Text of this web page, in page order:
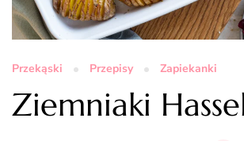
Przekąski Przepisy Zapiekanki
Ziemniaki